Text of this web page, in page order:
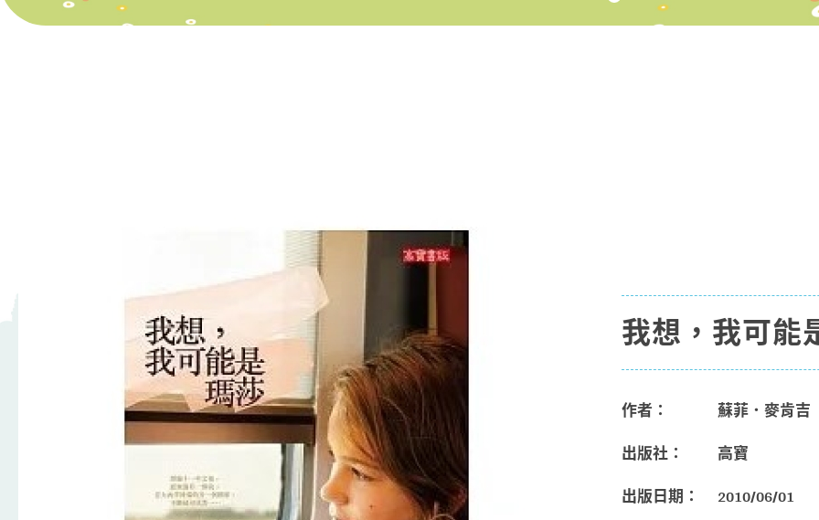
我想，我可能
作者：
蘇菲．麥肯吉
出版社：
高寶
出版日期：
2010/06/01